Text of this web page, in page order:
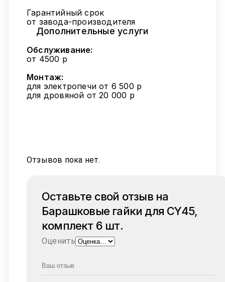
Гарантийный срок
от завода-производителя
Дополнительные услуги
Обслуживание:
от 4500 р
Монтаж:
для электропечи от 6 500 р
для дровяной от 20 000 р
Отзывов пока нет.
Оставьте свой отзыв на
Барашковые гайки для CY45,
комплект 6 шт.
Оценить